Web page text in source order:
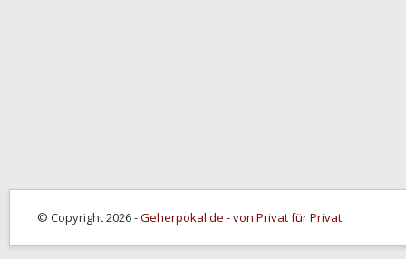
© Copyright 2026 -Geherpokal.de - von Privat für Privat